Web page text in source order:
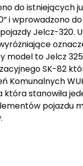
do istniejących
i wprowadzono
Jelcz-320.
model to Jelcz
SK-82
Komunalnych
która stanowiła
pojazdu